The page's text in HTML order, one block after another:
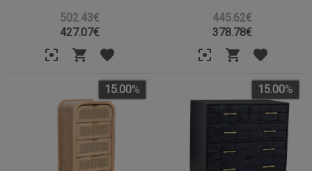
502.43€
427.07€
445.62€
378.78€
15.00% 15.00%